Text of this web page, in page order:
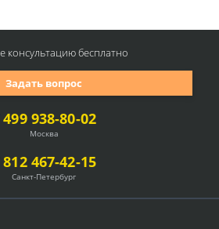
499 938-80-02
Москва
812 467-42-15
Санкт-Петербург
Задать вопрос
консультациюбесплатно